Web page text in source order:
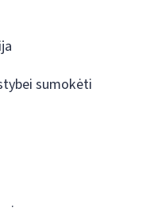
sumokėti